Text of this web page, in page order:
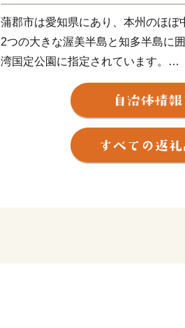
蒲郡市は愛知県にあり、本州のほぼ
2つの大きな渥美半島と知多半島に
湾国定公園に指定されています。
約47kmの海岸線沿いに4つの温泉地
感じさせる神社や仏閣の多い、美し
海から山にかけ変化に富んだ景勝は
愛され、数多くの文人が好んで訪れ